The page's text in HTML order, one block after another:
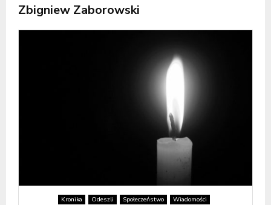
Zbigniew Zaborowski
Kronika Odeszli Społeczeństwo Wiadomości